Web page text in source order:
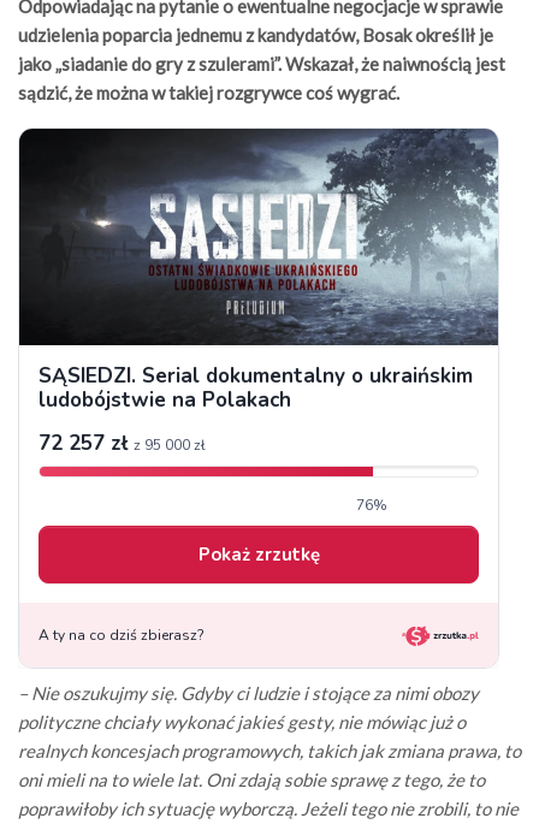
Odpowiadając na pytanie o ewentualne negocjacje w sprawie
udzielenia poparcia jednemu z kandydatów, Bosak określił je
jako „siadanie do gry z szulerami”. Wskazał, że naiwnością jest
sądzić, że można w takiej rozgrywce coś wygrać.
– Nie oszukujmy się. Gdyby ci ludzie i stojące za nimi obozy
polityczne chciały wykonać jakieś gesty, nie mówiąc już o
realnych koncesjach programowych, takich jak zmiana prawa, to
oni mieli na to wiele lat. Oni zdają sobie sprawę z tego, że to
poprawiłoby ich sytuację wyborczą. Jeżeli tego nie zrobili, to nie